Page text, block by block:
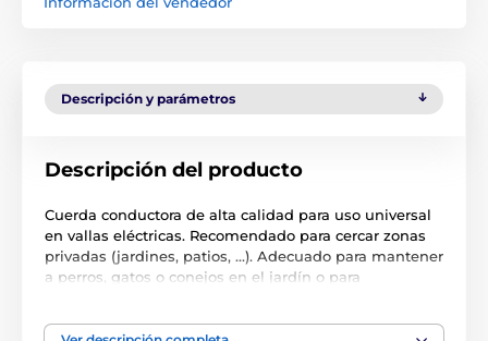
Descripción y parámetros
Descripción del producto
Cuerda conductora de alta calidad para uso universal
en vallas eléctricas. Recomendado para cercar zonas
privadas (jardines, patios, ...). Adecuado para mantener
a perros, gatos o conejos en el jardín o para